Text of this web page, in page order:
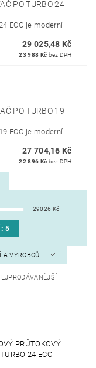
PO TURBO 24
ECO je moderní
29 025,48 Kč
23 988 Kč bez DPH
PO TURBO 19
ECO je moderní
27 704,16 Kč
22 896 Kč bez DPH
29026 Kč
5
A VÝROBCŮ
PRŮTOKOVÝ
24 ECO